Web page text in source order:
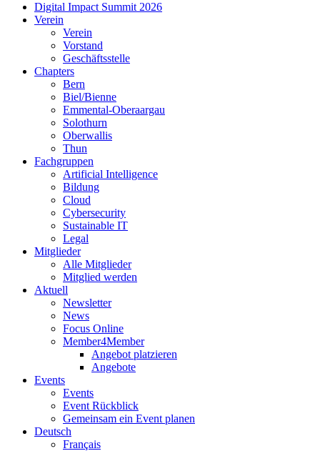
Digital Impact Summit 2026
Verein
Verein
Vorstand
Geschäftsstelle
Chapters
Bern
Biel/Bienne
Emmental-Oberaargau
Solothurn
Oberwallis
Thun
Fachgruppen
Artificial Intelligence
Bildung
Cloud
Cybersecurity
Sustainable IT
Legal
Mitglieder
Alle Mitglieder
Mitglied werden
Aktuell
Newsletter
News
Focus Online
Member4Member
Angebot platzieren
Angebote
Events
Events
Event Rückblick
Gemeinsam ein Event planen
Deutsch
Français